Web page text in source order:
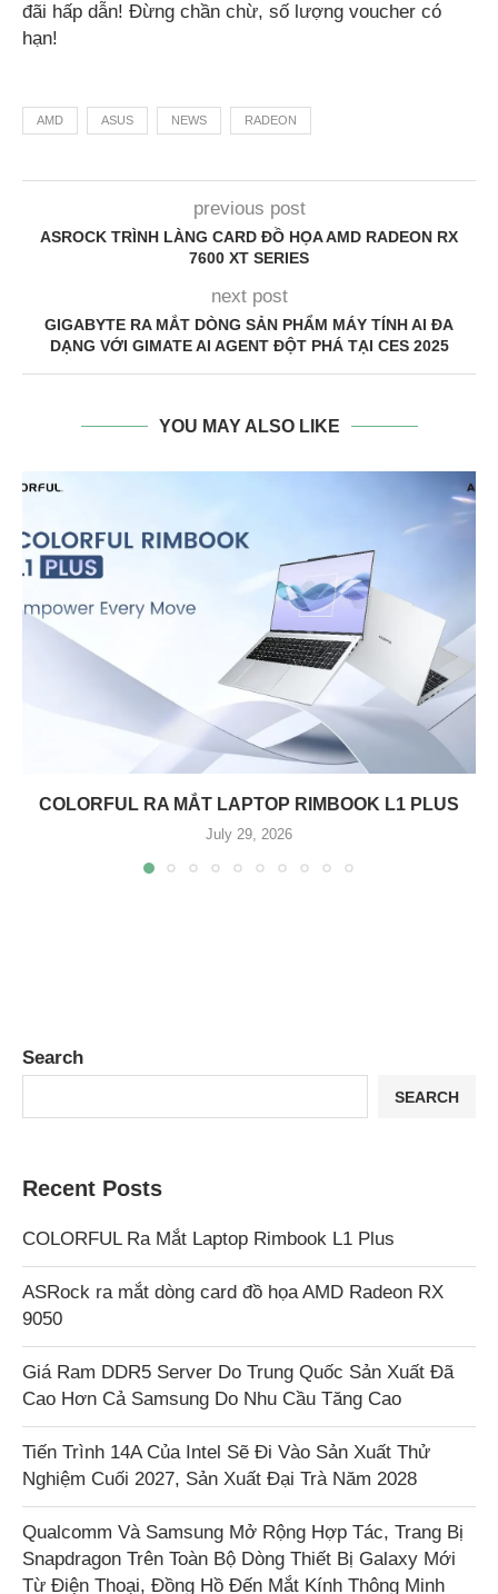
đãi hấp dẫn! Đừng chần chừ, số lượng voucher có
hạn!
AMD ASUS NEWS RADEON
previous post
ASROCK TRÌNH LÀNG CARD ĐỒ HỌA AMD RADEON RX
7600 XT SERIES
next post
GIGABYTE RA MẮT DÒNG SẢN PHẨM MÁY TÍNH AI ĐA
DẠNG VỚI GIMATE AI AGENT ĐỘT PHÁ TẠI CES 2025
YOU MAY ALSO LIKE
COLORFUL RA MẮT LAPTOP RIMBOOK L1 PLUS
July 29, 2026
Search
SEARCH
Recent Posts
COLORFUL Ra Mắt Laptop Rimbook L1 Plus
ASRock ra mắt dòng card đồ họa AMD Radeon RX
9050
Giá Ram DDR5 Server Do Trung Quốc Sản Xuất Đã
Cao Hơn Cả Samsung Do Nhu Cầu Tăng Cao
Tiến Trình 14A Của Intel Sẽ Đi Vào Sản Xuất Thử
Nghiệm Cuối 2027, Sản Xuất Đại Trà Năm 2028
Qualcomm Và Samsung Mở Rộng Hợp Tác, Trang Bị
Snapdragon Trên Toàn Bộ Dòng Thiết Bị Galaxy Mới
Từ Điện Thoại, Đồng Hồ Đến Mắt Kính Thông Minh